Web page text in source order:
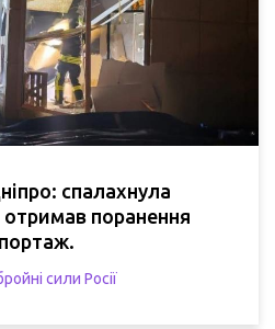
спалахнула
отримав поранення
сили Росії